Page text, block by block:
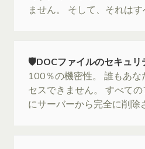
ません。 そして、それはす
🛡DOCファイルのセキュリ
100％の機密性。 誰もあな
セスできません。 すべて
にサーバーから完全に削除